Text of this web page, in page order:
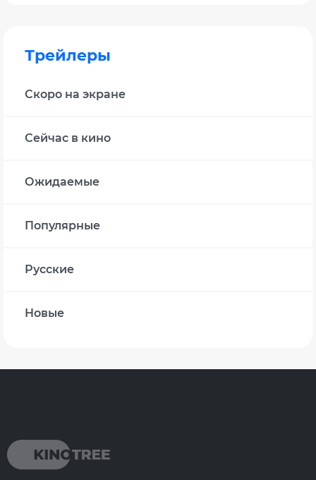
Трейлеры
Скоро на экране
Сейчас в кино
Ожидаемые
Популярные
Русские
Новые